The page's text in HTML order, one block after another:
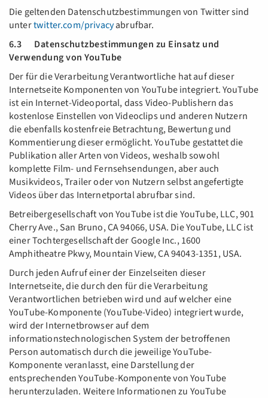
Die geltenden Datenschutzbestimmungen von Twitter sind
untertwitter.com/privacyabrufbar.
6.3 Datenschutzbestimmungen zu Einsatz und
Verwendung von YouTube
Der für die Verarbeitung Verantwortliche hat auf dieser
Internetseite Komponenten von YouTube integriert. YouTube
ist ein Internet-Videoportal, dass Video-Publishern das
kostenlose Einstellen von Videoclips und anderen Nutzern
die ebenfalls kostenfreie Betrachtung, Bewertung und
Kommentierung dieser ermöglicht. YouTube gestattet die
Publikation aller Arten von Videos, weshalb sowohl
komplette Film- und Fernsehsendungen, aber auch
Musikvideos, Trailer oder von Nutzern selbst angefertigte
Videos über das Internetportal abrufbar sind.
Betreibergesellschaft von YouTube ist die YouTube, LLC, 901
Cherry Ave., San Bruno, CA 94066, USA. Die YouTube, LLC ist
einer Tochtergesellschaft der Google Inc., 1600
Amphitheatre Pkwy, Mountain View, CA 94043-1351, USA.
Durch jeden Aufruf einer der Einzelseiten dieser
Internetseite, die durch den für die Verarbeitung
Verantwortlichen betrieben wird und auf welcher eine
YouTube-Komponente (YouTube-Video) integriert wurde,
wird der Internetbrowser auf dem
informationstechnologischen System der betroffenen
Person automatisch durch die jeweilige YouTube-
Komponente veranlasst, eine Darstellung der
entsprechenden YouTube-Komponente von YouTube
herunterzuladen. Weitere Informationen zu YouTube